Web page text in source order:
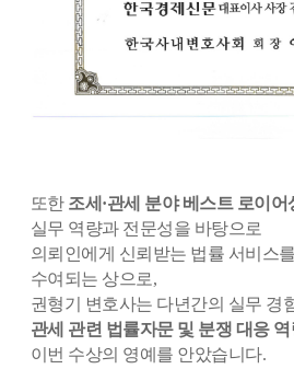
또한 조세·관세 분야 베스트 로이어
실무 역량과 전문성을 바탕으로
의뢰인에게 신뢰받는 법률 서비스
수여되는 상으로,
권형기 변호사는 다년간의 실무 경
관세 관련 법률자문 및 분쟁 대응
이번 수상의 영예를 안았습니다.